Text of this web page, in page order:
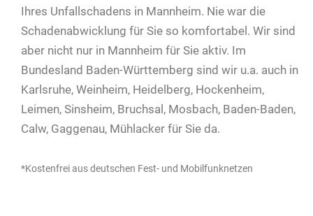
Ihres Unfallschadens in Mannheim. Nie war die
Schadenabwicklung für Sie so komfortabel. Wir sind
aber nicht nur in Mannheim für Sie aktiv. Im
Bundesland Baden-Württemberg sind wir u.a. auch in
Karlsruhe, Weinheim, Heidelberg, Hockenheim,
Leimen, Sinsheim, Bruchsal, Mosbach, Baden-Baden,
Calw, Gaggenau, Mühlacker für Sie da.
*Kostenfrei aus deutschen Fest- und Mobilfunknetzen